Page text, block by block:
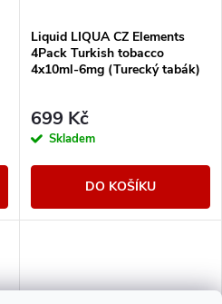
Liquid LIQUA CZ Elements
4Pack Turkish tobacco
4x10ml-6mg (Turecký tabák)
699 Kč
Skladem
DO KOŠÍKU